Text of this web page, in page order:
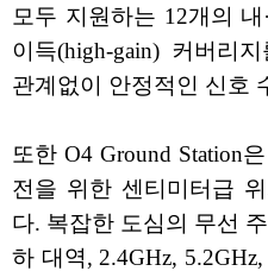
모두 지원하는 12개의
이득(high-gain) 커버리
관계없이 안정적인 신호
또한 O4 Ground Station
전을 위한 센티미터급
다. 복잡한 도심의 무선
하 대역, 2.4GHz,